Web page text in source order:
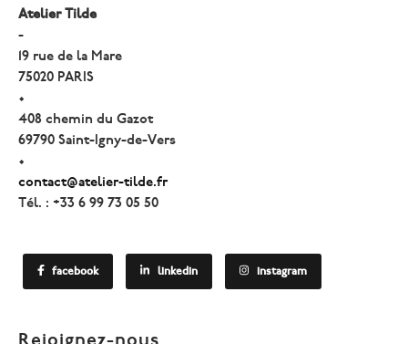
Atelier Tilde
-
19 rue de la Mare
75020 PARIS
•
408 chemin du Gazot
69790 Saint-Igny-de-Vers
•
contact@atelier-tilde.fr
Tél. : +33 6 99 73 05 50
facebook linkedin instagram